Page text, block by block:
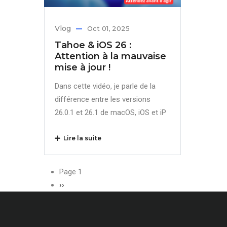
Vlog Oct 01, 2025
Tahoe & iOS 26 :
Attention à la mauvaise
mise à jour !
Dans cette vidéo, je parle de la
différence entre les versions
26.0.1 et 26.1 de macOS, iOS et iP
Lire la suite
Pagination
Page 1
Page
››